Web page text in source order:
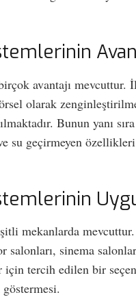
birçok avantajı
olarak
Bunun yanı
su geçirmeyen
mekanlarda
salonları, sinema
tercih edilen bir